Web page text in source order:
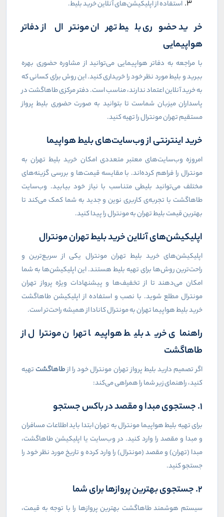
استفاده از اپلیکیشن‌های آنلاین خرید بلیط.
خرید حضوری بلیط تهران مونترال از دفاتر
هواپیمایی
با مراجعه به دفاتر هواپیمایی می‌توانید از مشاوره حضوری بهره
ببرید و بلیط مورد نظر خود را خریداری کنید. این روش برای کسانی که
به خرید آنلاین اعتماد ندارند، مناسب است. دفتر مرکزی طاهاگشت در
پاسداران میزبان شماست تا بتوانید به صورت حضوری بلیط پرواز
مستقیم تهران مونترال را تهیه کنید.
خرید اینترنتی از وب‌سایت‌های بلیط هواپیما
امروزه وب‌سایت‌های معتبر متعددی امکان خرید بلیط تهران به
مونترال را فراهم کرده‌اند. با مقایسه قیمت‌ها و بررسی گزینه‌های
مختلف می‌توانید بلیطی متناسب با نیاز خود بیابید. وب‌سایت
طاهاگشت با تجربه‌ی کاربری نوین و جدید به شما کمک می‌کند تا
بهترین قیمت بلیط تهران به مونترال را پیدا کنید.
اپلیکیشن‌های آنلاین خرید بلیط تهران مونترال
اپلیکیشن‌های خرید بلیط تهران مونترال یکی از سریع‌ترین و
راحت‌ترین روش‌ها برای تهیه بلیط هستند. این اپلیکیشن‌ها به شما
امکان می‌دهند تا از تخفیف‌ها و پیشنهادات ویژه پرواز تهران
مونترال مطلع شوید. با نصب و استفاده از اپلیکیشن طاهاگشت
خرید بلیط هواپیما تهران به مونترال کانادا از همیشه راحت‌تر است.
راهنمای خرید بلیط هواپیما تهران مونترال از
طاهاگشت
اگر تصمیم دارید بلیط پرواز تهران مونترال خود را ازطاهاگشتتهیه
کنید، راهنمای زیر شما را همراهی می‌کند:
1. جستجوی مبدا و مقصد در باکس جستجو
برای تهیه بلیط هواپیما مونترال به تهران ابتدا باید اطلاعات مسافران
و مبدا و مقصد را وارد کنید. در وب‌سایت یا اپلیکیشن طاهاگشت،
مبدا (تهران) و مقصد (مونترال) را وارد کرده و تاریخ مورد نظر خود را
جستجو کنید.
2. جستجوی بهترین پروازها برای شما
سیستم هوشمند طاهاگشت بهترین پروازها را با توجه به قیمت،